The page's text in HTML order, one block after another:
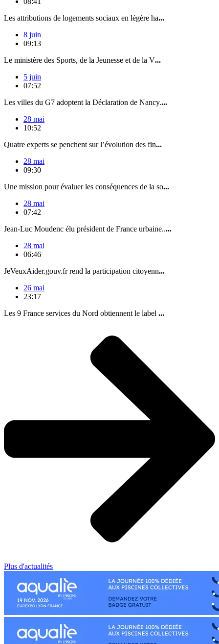
Les attributions de logements sociaux en légère ha...
8 juin
09:13
Le ministère des Sports, de la Jeunesse et de la V...
5 juin
07:52
Les villes du G7 adoptent la Déclaration de Nancy....
28 mai
10:52
Quatre experts se penchent sur l’évolution des fin...
28 mai
09:30
Une mission pour évaluer les conséquences de la so...
28 mai
07:42
Jean-Luc Moudenc élu président de France urbaine.....
28 mai
06:46
JeVeuxAider.gouv.fr rend la participation citoyenn...
26 mai
23:17
Les 9 France services du Nord obtiennent le label ...
Plus d'actualités